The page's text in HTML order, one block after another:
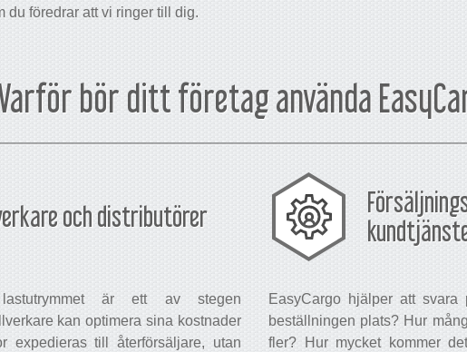
du föredrar att vi ringer till dig.
bör ditt företag använda
och distributörer
är ett av stegen
kan optimera sina kostnader
expedieras till återförsäljare, utan
EasyCargo hjälper att
beställningen plats? Hur
fler? Hur mycket kommer